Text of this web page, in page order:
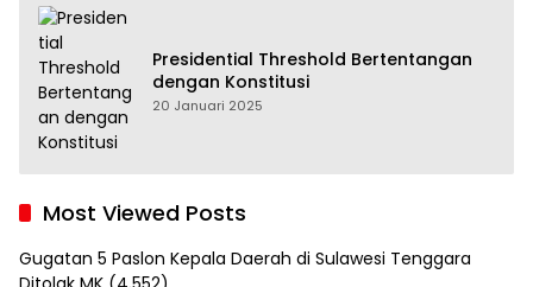
Presidential Threshold Bertentangan
dengan Konstitusi
20 Januari 2025
Most Viewed Posts
Gugatan 5 Paslon Kepala Daerah di Sulawesi Tenggara